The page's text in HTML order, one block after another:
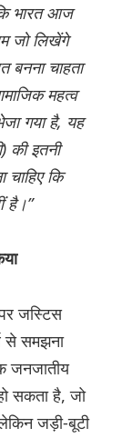
कि भारत आज
जो लिखेंगे
बनना चाहता
महत्व
गया है, यह
की इतनी
कि
है।”
जस्टिस
से समझना
जनजातीय
सकता है, जो
जड़ी-बूटी